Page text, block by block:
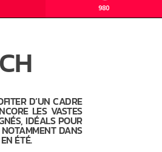
980
D’UN CADRE
LES VASTES
IDÉALS POUR
DANS
ÉTÉ.